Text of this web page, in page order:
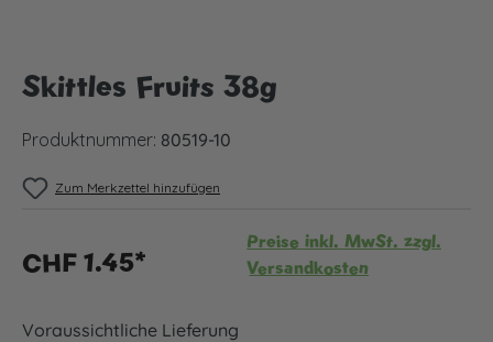
Skittles Fruits 38g
Produktnummer: 80519-10
Zum Merkzettel hinzufügen
CHF 1.45*
Preise inkl. MwSt. zzgl.
Versandkosten
Voraussichtliche Lieferung